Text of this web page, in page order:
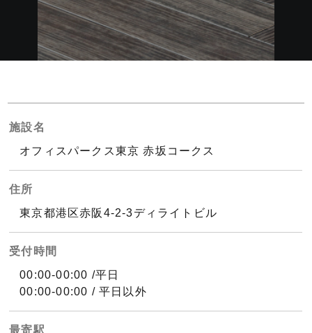
施設名
オフィスパークス東京 赤坂コークス
住所
東京都港区赤阪4-2-3ディライトビル
受付時間
00:00-00:00 /平日
00:00-00:00 / 平日以外
最寄駅